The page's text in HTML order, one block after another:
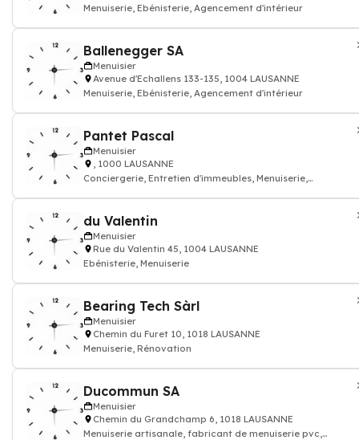
Menuiserie, Ebénisterie, Agencement d'intérieur
Ballenegger SA
Menuisier
Avenue d'Echallens 133-135, 1004 LAUSANNE
Menuiserie, Ebénisterie, Agencement d'intérieur
Pantet Pascal
Menuisier
, 1000 LAUSANNE
Conciergerie, Entretien d'immeubles, Menuiserie,
du Valentin
Menuisier
Rue du Valentin 45, 1004 LAUSANNE
Ebénisterie, Menuiserie
Bearing Tech Sàrl
Menuisier
Chemin du Furet 10, 1018 LAUSANNE
Menuiserie, Rénovation
Ducommun SA
Menuisier
Chemin du Grandchamp 6, 1018 LAUSANNE
Menuiserie artisanale, fabricant de menuiserie pvc,